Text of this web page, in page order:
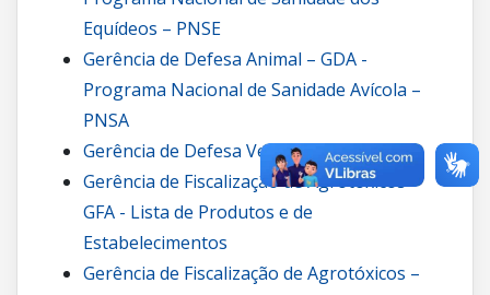
Equídeos – PNSE
Gerência de Defesa Animal – GDA -
Programa Nacional de Sanidade Avícola –
PNSA
Gerência de Defesa Vegetal – GDV
Gerência de Fiscalização de Agrotóxicos –
GFA - Lista de Produtos e de
Estabelecimentos
Gerência de Fiscalização de Agrotóxicos –